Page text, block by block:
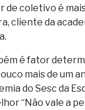
de coletivo é
cliente da
é fator
mais de um
do Sesc da
“Não vale a